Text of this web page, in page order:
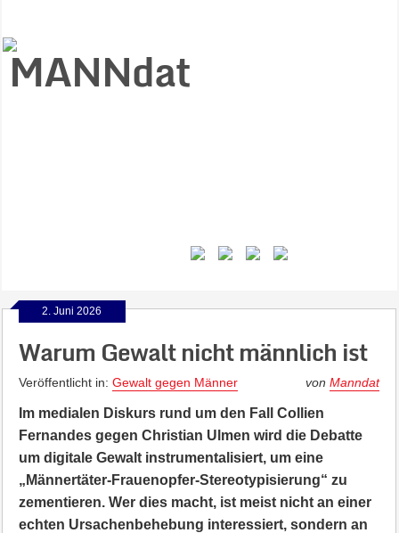
2. Juni 2026
Warum Gewalt nicht männlich ist
Veröffentlicht in: Gewalt gegen Männer vonManndat
Im medialen Diskurs rund um den Fall Collien
Fernandes gegen Christian Ulmen wird die Debatte
um digitale Gewalt instrumentalisiert, um eine
„Männertäter-Frauenopfer-Stereotypisierung“ zu
zementieren. Wer dies macht, ist meist nicht an einer
echten Ursachenbehebung interessiert, sondern an